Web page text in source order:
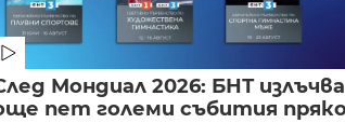
Мондиал 2026: БНТ излъчва
пет големи събития